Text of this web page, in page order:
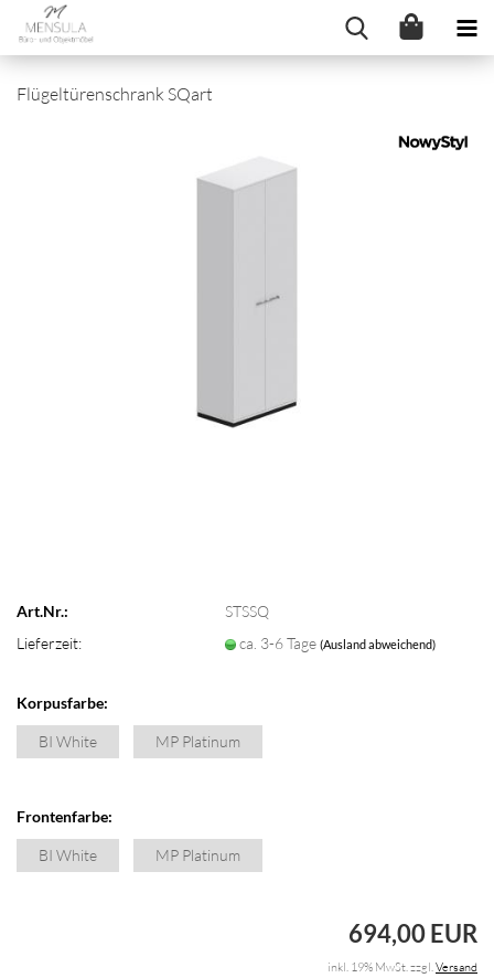
Flügeltürenschrank SQart
Art.Nr.:
STSSQ
Lieferzeit:
ca. 3-6 Tage(Ausland abweichend)
Korpusfarbe:
BI White MP Platinum
Frontenfarbe:
BI White MP Platinum
694,00 EUR
inkl. 19% MwSt. zzgl.Versand